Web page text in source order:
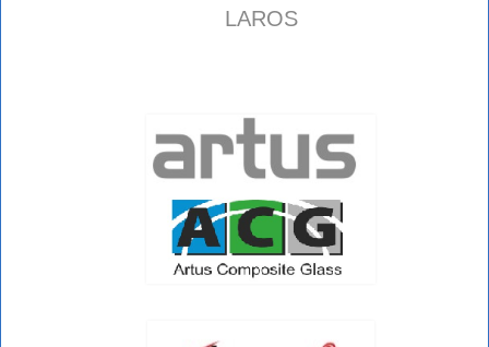
LAROS